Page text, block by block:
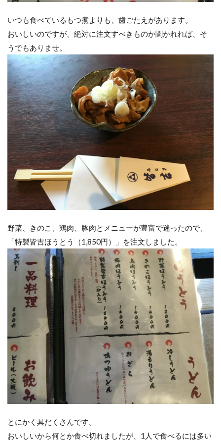
いつも食べているもつ煮よりも、歯ごたえがあります。
おいしいのですが、絶対に注文すべきものか聞かれれば、そ
うでもありませ。
野菜、きのこ、鶏肉、豚肉とメニューが豊富で迷ったので、
「特製皆吉ほうとう（1,850円）」を注文しました。
とにかく具だくさんです。
おいしいから何とか食べ切れましたが、1人で食べるには多い